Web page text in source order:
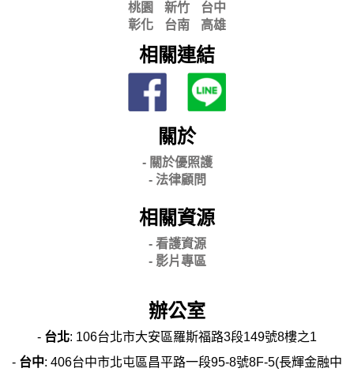
桃園
新竹
台中
彰化
台南 高雄
相關連結
關於
- 關於優照護
- 法律顧問
相關資源
- 看護資源
- 影片專區
辦公室
- 台北: 106台北市大安區羅斯福路3段149號8樓之1
- 台中: 406台中市北屯區昌平路一段95-8號8F-5(長輝金融中